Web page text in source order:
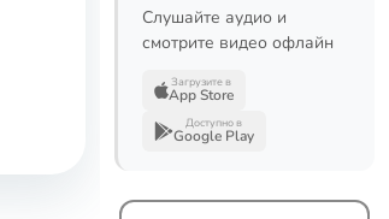
Слушайте аудио и
смотрите видео офлайн
Загрузите в
App Store
Доступно в
Google Play